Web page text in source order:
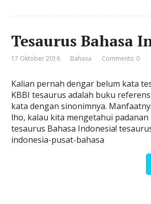
Tesaurus Bahasa
17 Oktober 2016 Bahasa Comments: 0
Kalian pernah dengar belum kata
KBBI tesaurus adalah buku
kata dengan sinonimnya.
lho, kalau kita mengetahui padanan
tesaurus Bahasa Indonesia!
indonesia-pusat-bahasa